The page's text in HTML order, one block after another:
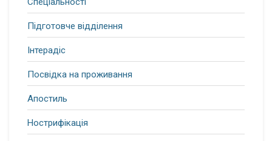
Підготовче відділення
Інтерадіс
Посвідка на проживання
Апостиль
Нострифікація